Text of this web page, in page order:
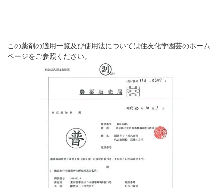
この薬剤の適用一覧及び使用法については住友化学園芸のホーム
ページをご参照ください。